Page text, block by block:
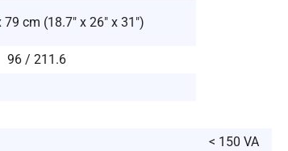
cm (18.7″ x 26″ x 31″)
96 / 211.6
< 150 VA